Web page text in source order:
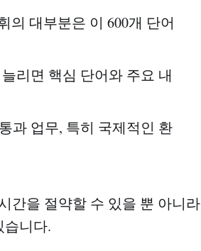
의 대부분은 이 600개 단어
리면 핵심 단어와 주요 내
과 업무, 특히 국제적인 환
간을 절약할 수 있을 뿐 아니라
습니다.